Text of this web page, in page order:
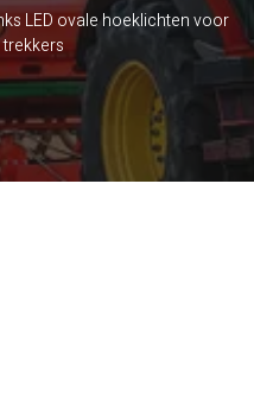
LED ovale hoeklichten voor